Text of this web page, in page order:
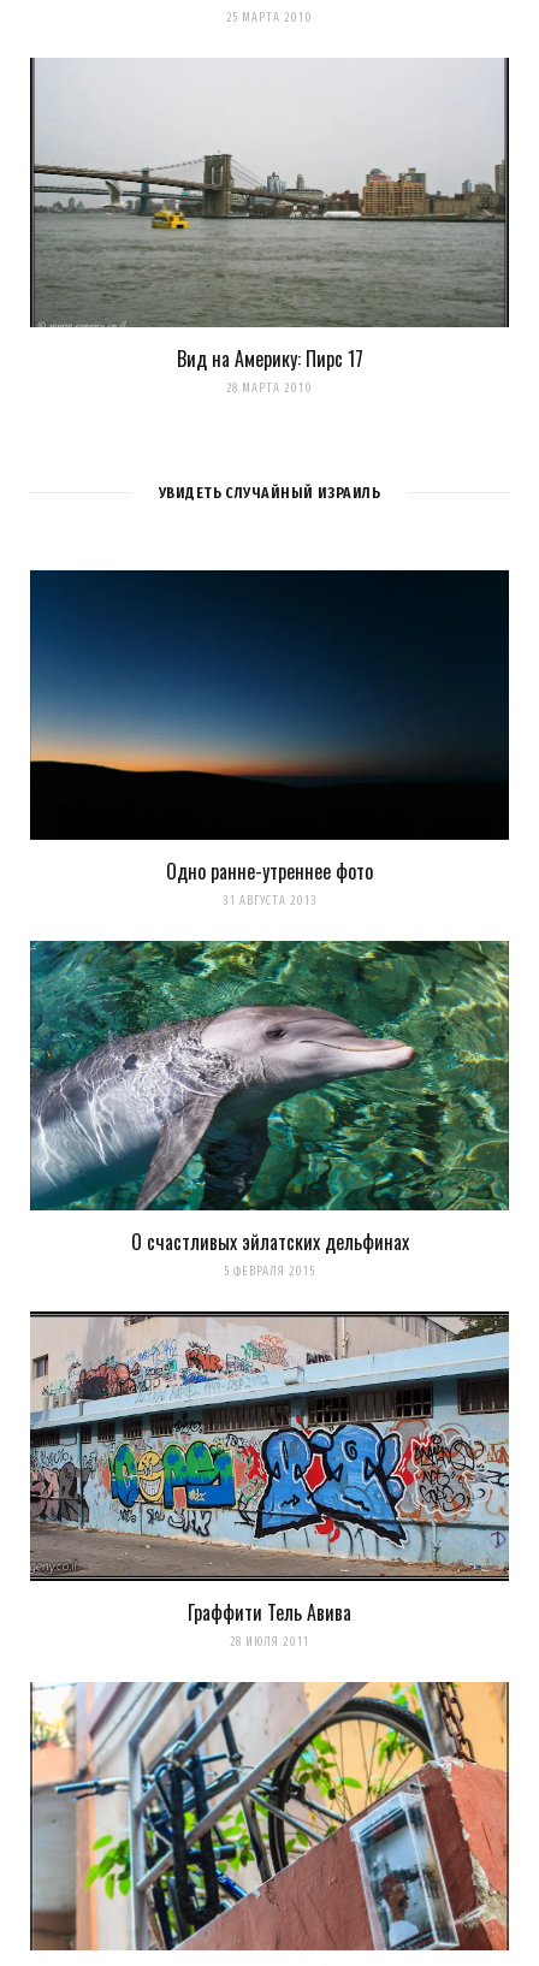
25 МАРТА 2010
Вид на Америку: Пирс 17
28 МАРТА 2010
УВИДЕТЬ СЛУЧАЙНЫЙ ИЗРАИЛЬ
Одно ранне-утреннее фото
31 АВГУСТА 2013
О счастливых эйлатских дельфинах
5 ФЕВРАЛЯ 2015
Граффити Тель Авива
28 ИЮЛЯ 2011